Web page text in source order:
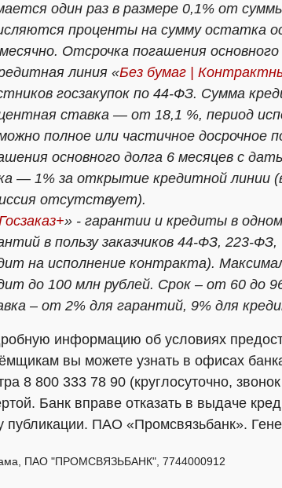
один раз в размере 0,1% от
проценты на сумму остатка
Отсрочка погашения
линия «Без бумаг |
госзакупок по 44-ФЗ. Сумма
ставка — от 18,1 %, период
полное или частичное досрочное
основного долга 6 месяцев с
— 1% за открытие кредитной линии
отсутствует).
» - гарантии и кредиты в
в пользу заказчиков 44-ФЗ, 223-
на исполнение контракта).
до 100 млн рублей. Срок – от 60 до
– от 2% для гарантий, 9% для
информацию об условиях
вы можете узнать в офисах
8 800 333 78 90 (круглосуточно,
Банк вправе отказать в выдаче
публикации. ПАО «Промсвязьбанк».
ПАО "ПРОМСВЯЗЬБАНК", 7744000912